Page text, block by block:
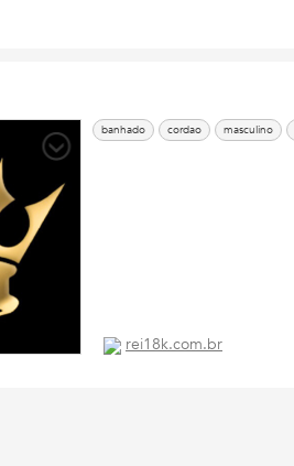
banhado cordao masculino
rei18k.com.br